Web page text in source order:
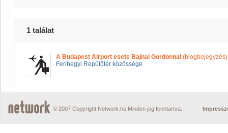
1 találat
A Budapest Airport esete Bajnai Gordonnal (blogbejegyzés)
Ferihegyi Repülőtér közössége
© 2007 Copyright Network.hu Minden jog fenntartva.